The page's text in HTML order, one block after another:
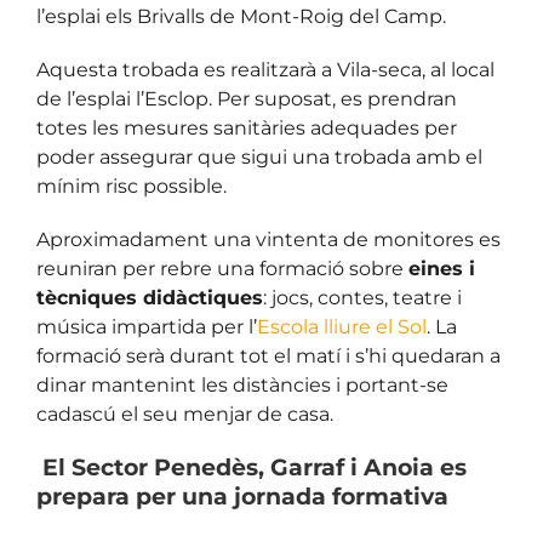
l’esplai els Brivalls de Mont-Roig del Camp.
Aquesta trobada es realitzarà a Vila-seca, al local
de l’esplai l’Esclop. Per suposat, es prendran
totes les mesures sanitàries adequades per
poder assegurar que sigui una trobada amb el
mínim risc possible.
Aproximadament una vintenta de monitores es
reuniran per rebre una formació sobre eines i
tècniques didàctiques: jocs, contes, teatre i
música impartida per l’Escola lliure el Sol. La
formació serà durant tot el matí i s’hi quedaran a
dinar mantenint les distàncies i portant-se
cadascú el seu menjar de casa.
El Sector Penedès, Garraf i Anoia es
prepara per una jornada formativa